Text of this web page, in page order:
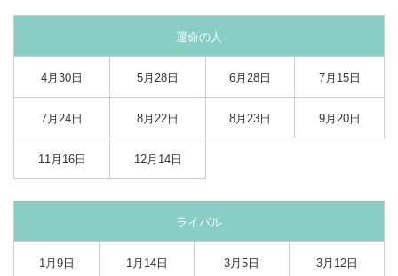
運命の人
4月30日 5月28日 6月28日 7月15日
7月24日 8月22日 8月23日 9月20日
11月16日 12月14日
ライバル
1月9日 1月14日 3月5日 3月12日